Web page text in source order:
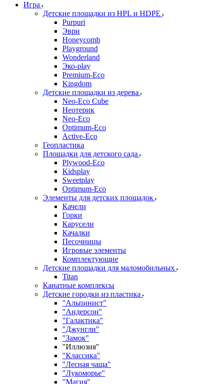
Игра
Детские площадки из HPL и HDPE
Purpuri
Эври
Honeycomb
Playground
Wonderland
Эко-play
Premium-Eco
Kingdom
Детские площадки из дерева
Neo-Eco Cube
Неотерик
Neo-Eco
Оptimum-Еco
Active-Eco
Геопластика
Площадки для детского сада
Plywood-Eco
Kidsplay
Sweetplay
Оptimum-Еco
Элементы для детских площадок
Качели
Горки
Карусели
Качалки
Песочницы
Игровые элементы
Комплектующие
Детские площадки для маломобильных
Titan
Канатные комплексы
Детские городки из пластика
"Альпинист"
"Андерсон"
"Галактика"
"Джунгли"
"Замок"
"Иллюзия"
"Классика"
"Лесная чаща"
"Лукоморье"
"Магия"